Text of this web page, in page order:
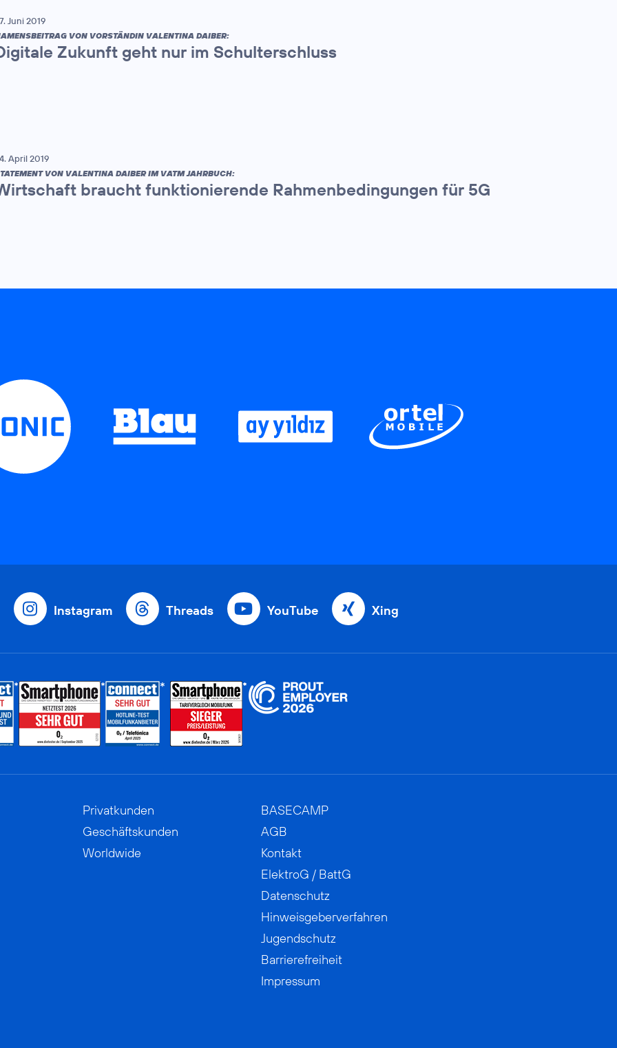
Juni 2019
VON VORSTÄNDIN VALENTINA DAIBER:
Zukunft geht nur im Schulterschluss
April 2019
VON VALENTINA DAIBER IM VATM JAHRBUCH:
braucht funktionierende Rahmenbedingungen für 5G
Instagram Threads YouTube Xing
Privatkunden
Geschäftskunden
Worldwide
BASECAMP
AGB
Kontakt
ElektroG / BattG
Datenschutz
Hinweisgeberverfahren
Jugendschutz
Barrierefreiheit
Impressum